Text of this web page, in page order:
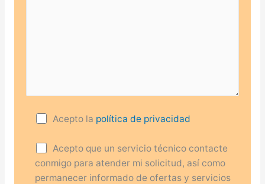
Acepto la política de privacidad
Acepto que un servicio técnico contacte
conmigo para atender mi solicitud, así como
permanecer informado de ofertas y servicios